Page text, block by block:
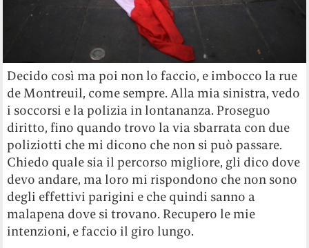
Decido così ma poi non lo faccio, e imbocco la rue
de Montreuil, come sempre. Alla mia sinistra, vedo
i soccorsi e la polizia in lontananza. Proseguo
diritto, fino quando trovo la via sbarrata con due
poliziotti che mi dicono che non si può passare.
Chiedo quale sia il percorso migliore, gli dico dove
devo andare, ma loro mi rispondono che non sono
degli effettivi parigini e che quindi sanno a
malapena dove si trovano. Recupero le mie
intenzioni, e faccio il giro lungo.